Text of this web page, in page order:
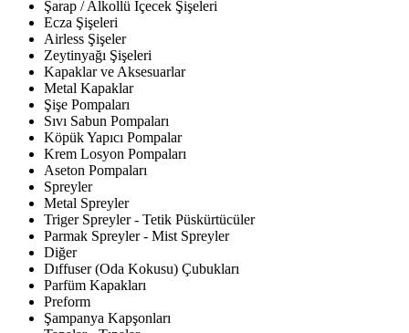
Şarap / Alkollü İçecek Şişeleri
Ecza Şişeleri
Airless Şişeler
Zeytinyağı Şişeleri
Kapaklar ve Aksesuarlar
Metal Kapaklar
Şişe Pompaları
Sıvı Sabun Pompaları
Köpük Yapıcı Pompalar
Krem Losyon Pompaları
Aseton Pompaları
Spreyler
Metal Spreyler
Triger Spreyler - Tetik Püskürtücüler
Parmak Spreyler - Mist Spreyler
Diğer
Dıffuser (Oda Kokusu) Çubukları
Parfüm Kapakları
Preform
Şampanya Kapşonları